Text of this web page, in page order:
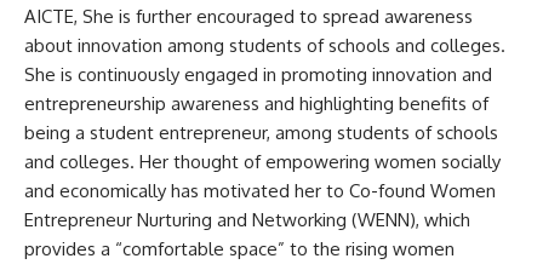
AICTE, She is further encouraged to spread awareness
about innovation among students of schools and colleges.
She is continuously engaged in promoting innovation and
entrepreneurship awareness and highlighting benefits of
being a student entrepreneur, among students of schools
and colleges. Her thought of empowering women socially
and economically has motivated her to Co-found Women
Entrepreneur Nurturing and Networking (WENN), which
provides a “comfortable space” to the rising women